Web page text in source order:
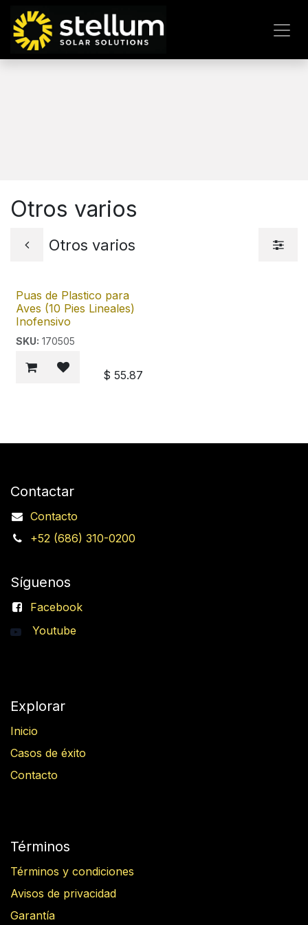
Otros varios
Otros varios
Puas de Plastico para
Aves (10 Pies Lineales)
Inofensivo
SKU: 170505
$ 55.87
Contactar
Contacto
+52 (686) 310-0200
Síguenos
Facebook
Youtube
Explorar
Inicio
Casos de éxito
Contacto
Términos
Términos y condiciones
Avisos de privacidad
Garantía